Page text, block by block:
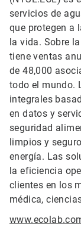
servicios de
que protegen a
la vida. Sobre
tiene ventas
de 48,000
todo el mundo.
integrales
en datos y
seguridad
limpios y
energía. Las
la eficiencia
clientes en los
médica,